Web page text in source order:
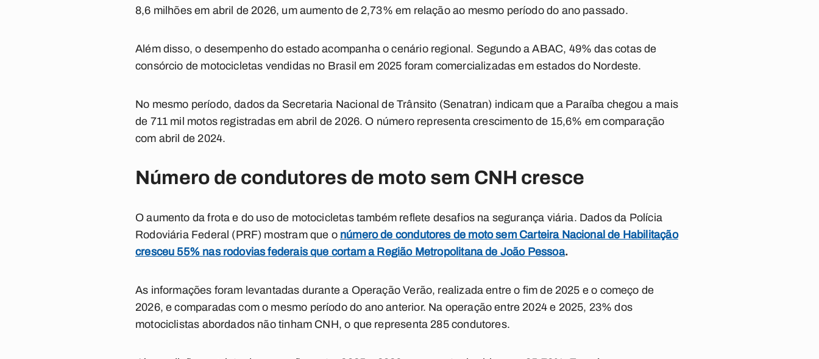
8,6 milhões em abril de 2026, um aumento de 2,73% em relação ao mesmo período do ano passado.
Além disso, o desempenho do estado acompanha o cenário regional. Segundo a ABAC, 49% das cotas de
consórcio de motocicletas vendidas no Brasil em 2025 foram comercializadas em estados do Nordeste.
No mesmo período, dados da Secretaria Nacional de Trânsito (Senatran) indicam que a Paraíba chegou a mais
de 711 mil motos registradas em abril de 2026. O número representa crescimento de 15,6% em comparação
com abril de 2024.
Número de condutores de moto sem CNH cresce
O aumento da frota e do uso de motocicletas também reflete desafios na segurança viária. Dados da Polícia
Rodoviária Federal (PRF) mostram que o número de condutores de moto sem Carteira Nacional de Habilitação
cresceu 55% nas rodovias federais que cortam a Região Metropolitana de João Pessoa.
As informações foram levantadas durante a Operação Verão, realizada entre o fim de 2025 e o começo de
2026, e comparadas com o mesmo período do ano anterior. Na operação entre 2024 e 2025, 23% dos
motociclistas abordados não tinham CNH, o que representa 285 condutores.